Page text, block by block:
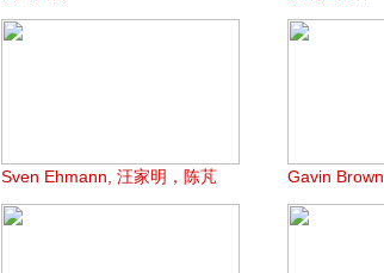
Sven Ehmann, 汪家明，陈芃 Gavin Brown